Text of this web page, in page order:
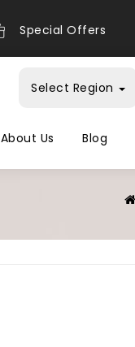
Special Offers
Select Region
About Us Blog